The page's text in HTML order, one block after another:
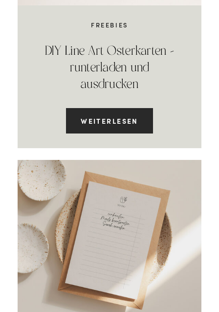
FREEBIES
DIY Line Art Osterkarten –
runterladen und
ausdrucken
WEITERLESEN